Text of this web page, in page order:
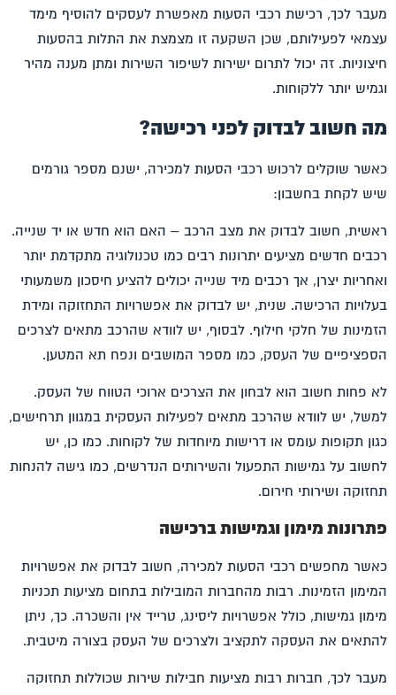
מעבר לכך, רכישת רכבי הסעות מאפשרת לעסקים להוסיף מימד
עצמאי לפעילותם, שכן השקעה זו מצמצת את התלות בהסעות
חיצוניות. זה יכול לתרום ישירות לשיפור השירות ומתן מענה מהיר
וגמיש יותר ללקוחות.
מה חשוב לבדוק לפני רכישה?
כאשר שוקלים לרכוש רכבי הסעות למכירה, ישנם מספר גורמים
שיש לקחת בחשבון:
ראשית, חשוב לבדוק את מצב הרכב – האם הוא חדש או יד שנייה.
רכבים חדשים מציעים יתרונות רבים כמו טכנולוגיה מתקדמת יותר
ואחריות יצרן, אך רכבים מיד שנייה יכולים להציע חיסכון משמעותי
בעלויות הרכישה. שנית, יש לבדוק את אפשרויות התחזוקה ומידת
הזמינות של חלקי חילוף. לבסוף, יש לוודא שהרכב מתאים לצרכים
הספציפיים של העסק, כמו מספר המושבים ונפח תא המטען.
לא פחות חשוב הוא לבחון את הצרכים ארוכי הטווח של העסק.
למשל, יש לוודא שהרכב מתאים לפעילות העסקית במגוון תרחישים,
כגון תקופות עומס או דרישות מיוחדות של לקוחות. כמו כן, יש
לחשוב על גמישות התפעול והשירותים הנדרשים, כמו גישה להנחות
תחזוקה ושירותי חירום.
פתרונות מימון וגמישות ברכישה
כאשר מחפשים רכבי הסעות למכירה, חשוב לבדוק את אפשרויות
המימון הזמינות. רבות מהחברות המובילות בתחום מציעות תכניות
מימון גמישות, כולל אפשרויות ליסינג, טרייד אין והשכרה. כך, ניתן
להתאים את העסקה לתקציב ולצרכים של העסק בצורה מיטבית.
מעבר לכך, חברות רבות מציעות חבילות שירות שכוללות תחזוקה